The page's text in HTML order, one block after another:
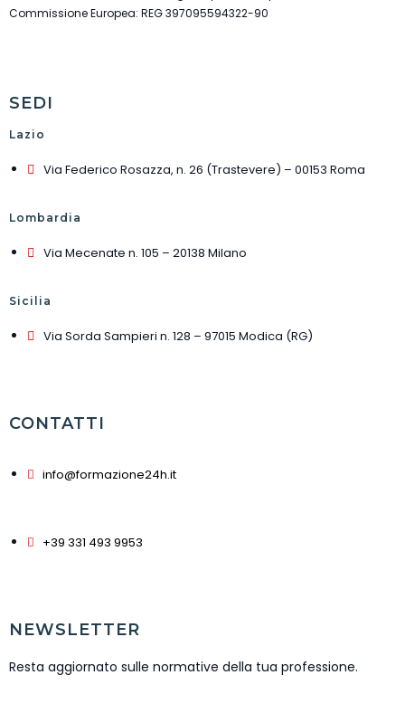
Commissione Europea: REG 397095594322-90
SEDI
Lazio
Via Federico Rosazza, n. 26 (Trastevere) – 00153 Roma
Lombardia
Via Mecenate n. 105 – 20138 Milano
Sicilia
Via Sorda Sampieri n. 128 – 97015 Modica (RG)
CONTATTI
info@formazione24h.it
+39 331 493 9953
NEWSLETTER
Resta aggiornato sulle normative della tua professione.